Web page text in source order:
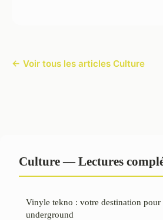
← Voir tous les articles Culture
Culture — Lectures
Vinyle tekno : votre destination pour
underground